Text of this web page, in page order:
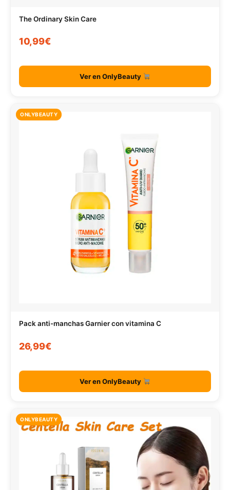
The Ordinary Skin Care
10,99€
Ver en OnlyBeauty
ONLYBEAUTY
Pack anti-manchas Garnier con vitamina C
26,99€
Ver en OnlyBeauty
ONLYBEAUTY